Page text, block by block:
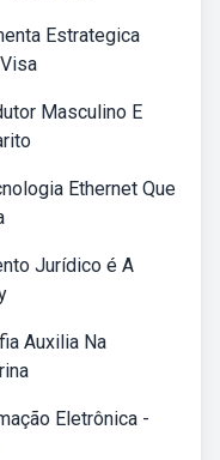
Estrategica
Masculino E
Ethernet Que
Jurídico é A
Auxilia Na
Eletrônica -